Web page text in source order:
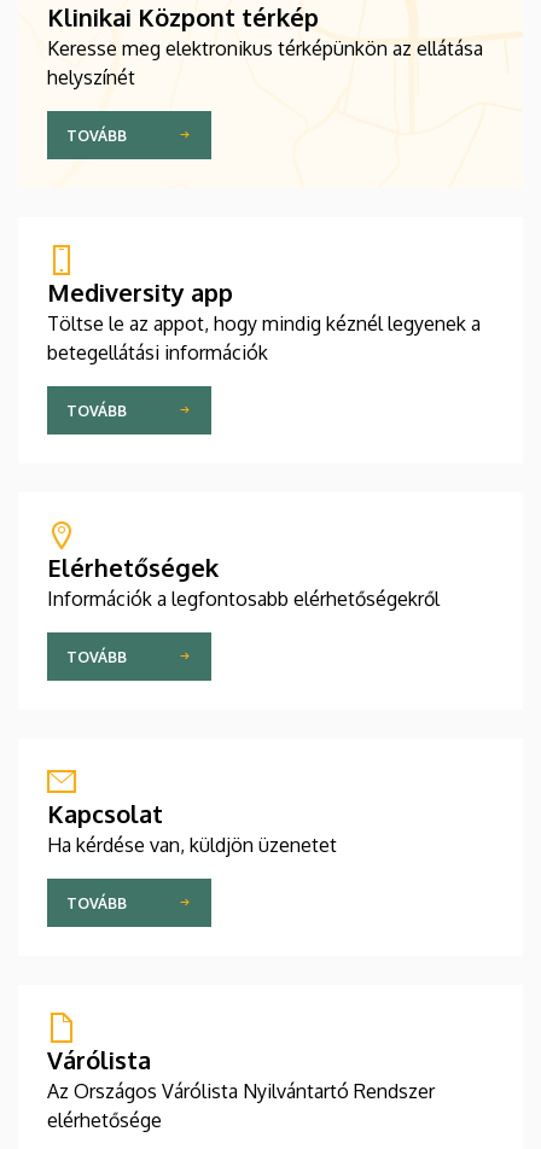
Klinikai Központ térkép
Keresse meg elektronikus térképünkön az ellátása
helyszínét
TOVÁBB
Mediversity app
Töltse le az appot, hogy mindig kéznél legyenek a
betegellátási információk
TOVÁBB
Elérhetőségek
Információk a legfontosabb elérhetőségekről
TOVÁBB
Kapcsolat
Ha kérdése van, küldjön üzenetet
TOVÁBB
Várólista
Az Országos Várólista Nyilvántartó Rendszer
elérhetősége